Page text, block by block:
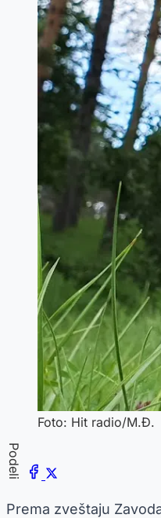
Foto: Hit radio/M.Đ.
Podeli
Prema zveštaju